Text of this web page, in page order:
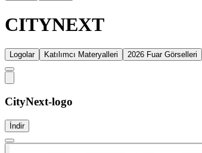
CITYNEXT
Logolar Katılımcı Materyalleri 2026 Fuar Görselleri
CityNext-logo
İndir